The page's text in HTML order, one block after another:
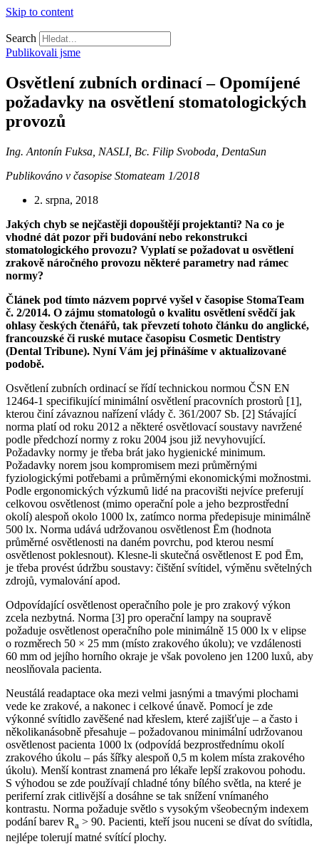
Skip to content
Search
Publikovali jsme
Osvětlení zubních ordinací – Opomíjené
požadavky na osvětlení stomatologických
provozů
Ing. Antonín Fuksa, NASLI, Bc. Filip Svoboda, DentaSun
Publikováno v časopise Stomateam 1/2018
2. srpna, 2018
Jakých chyb se nejčastěji dopouštějí projektanti? Na co je
vhodné dát pozor při budování nebo rekonstrukci
stomatologického provozu? Vyplatí se požadovat u osvětlení
zrakově náročného provozu některé parametry nad rámec
normy?
Článek pod tímto názvem poprvé vyšel v časopise StomaTeam
č. 2/2014. O zájmu stomatologů o kvalitu osvětlení svědčí jak
ohlasy českých čtenářů, tak převzetí tohoto článku do anglické,
francouzské či ruské mutace časopisu Cosmetic Dentistry
(Dental Tribune). Nyní Vám jej přinášíme v aktualizované
podobě.
Osvětlení zubních ordinací se řídí technickou normou ČSN EN
12464-1 specifikující minimální osvětlení pracovních prostorů [1],
kterou činí závaznou nařízení vlády č. 361/2007 Sb. [2] Stávající
norma platí od roku 2012 a některé osvětlovací soustavy navržené
podle předchozí normy z roku 2004 jsou již nevyhovující.
Požadavky normy je třeba brát jako hygienické minimum.
Požadavky norem jsou kompromisem mezi průměrnými
fyziologickými potřebami a průměrnými ekonomickými možnostmi.
Podle ergonomických výzkumů lidé na pracovišti nejvíce preferují
celkovou osvětlenost (mimo operační pole a jeho bezprostřední
okolí) alespoň okolo 1000 lx, zatímco norma předepisuje minimálně
500 lx. Norma udává udržovanou osvětlenost Ēm (hodnota
průměrné osvětlenosti na daném povrchu, pod kterou nesmí
osvětlenost poklesnout). Klesne-li skutečná osvětlenost E pod Ēm,
je třeba provést údržbu soustavy: čištění svítidel, výměnu světelných
zdrojů, vymalování apod.
Odpovídající osvětlenost operačního pole je pro zrakový výkon
zcela nezbytná. Norma [3] pro operační lampy na soupravě
požaduje osvětlenost operačního pole minimálně 15 000 lx v elipse
o rozměrech 50 × 25 mm (místo zrakového úkolu); ve vzdálenosti
60 mm od jejího horního okraje je však povoleno jen 1200 luxů, aby
neoslňovala pacienta.
Neustálá readaptace oka mezi velmi jasnými a tmavými plochami
vede ke zrakové, a nakonec i celkové únavě. Pomocí je zde
výkonné svítidlo zavěšené nad křeslem, které zajišťuje – a často i
několikanásobně přesahuje – požadovanou minimální udržovanou
osvětlenost pacienta 1000 lx (odpovídá bezprostřednímu okolí
zrakového úkolu – pás šířky alespoň 0,5 m kolem místa zrakového
úkolu). Menší kontrast znamená pro lékaře lepší zrakovou pohodu.
S výhodou se zde používají chladné tóny bílého světla, na které je
periferní zrak citlivější a dosáhne se tak snížení vnímaného
kontrastu. Norma požaduje světlo s vysokým všeobecným indexem
podání barev Ra > 90. Pacienti, kteří jsou nuceni se dívat do svítidla,
nejlépe tolerují matné svítící plochy.